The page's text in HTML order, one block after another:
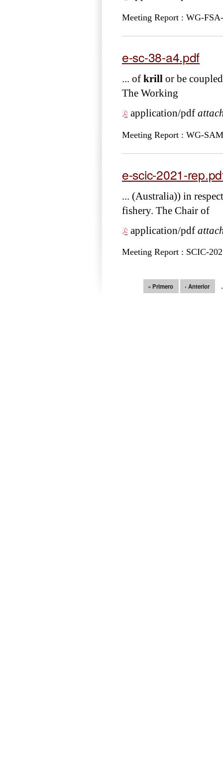
Meeting Report : WG-
e-sc-38-a4.pdf
... of krill or be
The Working
application/pdf
Meeting Report : WG-
e-scic-2021-
... (Australia)) in
fishery. The Chair of
application/pdf
Meeting Report : SCIC-
Páginas« Primero ‹ Anterior